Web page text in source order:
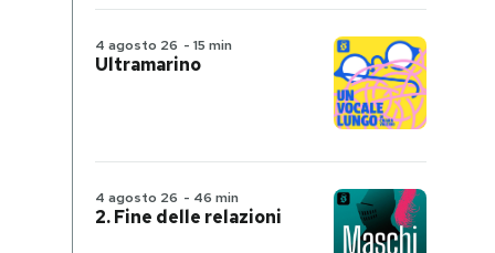
4 agosto 26 - 15 min
Ultramarino
4 agosto 26 - 46 min
2. Fine delle relazioni